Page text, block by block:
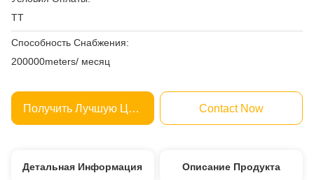
ТТ
Способность Снабжения:
200000meters/ месяц
Получить Лучшую Цену Contact Now
Детальная Информация Описание Продукта